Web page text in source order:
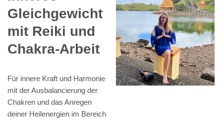
Gleichgewicht
mit Reiki und
Chakra-Arbeit
Für innere Kraft und Harmonie
mit der Ausbalancierung der
Chakren und das Anregen
deiner Heilenergien im Bereich